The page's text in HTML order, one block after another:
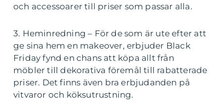
och accessoarer till priser som passar alla.
3. Heminredning – För de som är ute efter att
ge sina hem en makeover, erbjuder Black
Friday fynd en chans att köpa allt från
möbler till dekorativa föremål till rabatterade
priser. Det finns även bra erbjudanden på
vitvaror och köksutrustning.